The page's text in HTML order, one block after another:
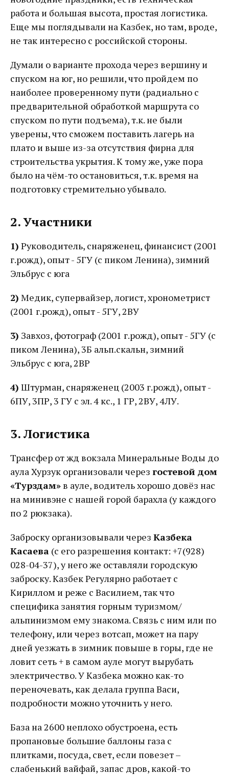
работа и большая высота, простая логистика.
Еще мы поглядывали на Казбек, но там, вроде,
не так интересно с российской стороны.
Думали о варианте прохода через вершину и
спуском на юг, но решили, что пройдем по
наиболее проверенному пути (радиально с
предварительной обработкой маршрута со
спуском по пути подъема), т.к. не были
уверены, что сможем поставить лагерь на
плато и выше из-за отсутствия фирна для
строительства укрытия. К тому же, уже пора
было на чём-то остановиться, т.к. время на
подготовку стремительно убывало.
2. Участники
1) Руководитель, снаряженец, финансист (2001
г.рожд), опыт - 5ГУ (с пиком Ленина), зимний
Эльбрус с юга
2) Медик, супервайзер, логист, хронометрист
(2001 г.рожд), опыт - 5ГУ, 2ВУ
3) Завхоз, фотограф (2001 г.рожд), опыт - 5ГУ (с
пиком Ленина), 3Б альп.скальн, зимний
Эльбрус с юга, 2ВР
4) Штурман, снаряженец (2003 г.рожд), опыт -
6ПУ, 3ПР, 3 ГУ с эл. 4 кс., 1 ГР, 2ВУ, 4ЛУ.
3. Логистика
Трансфер от жд вокзала Минеральные Воды до
аула Хурзук организовали через гостевой дом
«Турздам»в ауле, водитель хорошо довёз нас
на минивэне с нашей горой барахла (у каждого
по 2 рюкзака).
Заброску организовывали через Казбека
Касаева (с его разрешения контакт: +7(928)
028-04-37), у него же оставляли городскую
заброску. Казбек Регулярно работает с
Кириллом и реже с Василием, так что
специфика занятия горным туризмом/
альпинизмом ему знакома. Связь с ним или по
телефону, или через вотсап, может на пару
дней уезжать в зимник повыше в горы, где не
ловит сеть + в самом ауле могут вырубать
электричество. У Казбека можно как-то
переночевать, как делала группа Васи,
подробности можно уточнить у него.
База на 2600 неплохо обустроена, есть
пропановые большие баллоны газа с
плитками, посуда, свет, если повезет –
слабенький вайфай, запас дров, какой-то